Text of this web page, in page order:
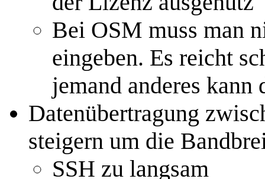
Bei OSM muss man
eingeben. Es reicht
jemand anderes kann
Datenübertragung
steigern um die
SSH zu langsam